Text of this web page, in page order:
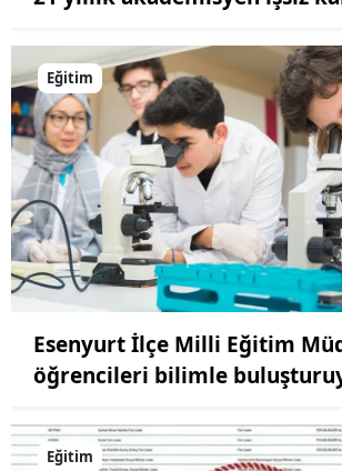
Eğitim
Esenyurt İlçe Milli Eğitim
öğrencileri bilimle
Eğitim